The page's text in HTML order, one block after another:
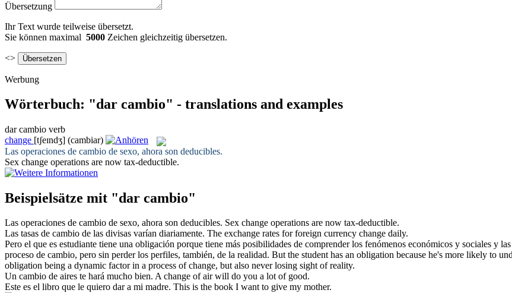
Übersetzung
Ihr Text wurde teilweise übersetzt.
Sie können maximal 5000 Zeichen gleichzeitig übersetzen.
<>
Werbung
Wörterbuch: "dar cambio" - translations and examples
dar cambio verb
change [tʃeɪndʒ] (cambiar)
Las operaciones de cambio de sexo, ahora son deducibles.
Sex change operations are now tax-deductible.
Beispielsätze mit "dar cambio"
Las operaciones de cambio de sexo, ahora son deducibles. Sex change operations are now tax-deductible.
Las tasas de cambio de las divisas varían diariamente. The exchange rates for foreign currency change daily.
Pero el que es estudiante tiene una obligación porque tiene más posibilidades de comprender los fenómenos económicos y sociales y
proceso de cambio, pero sin perder los perfiles, también, de la realidad. But the student has an obligation because he's more likely to
obligation being a dynamic factor in a process ofchange, but also never losing sight of reality.
Un cambio de aires te hará mucho bien. Achange of air will do you a lot of good.
Este es el libro que le quiero dara mi madre. This is the book I want to give my mother.